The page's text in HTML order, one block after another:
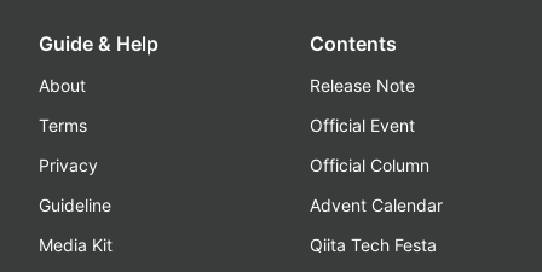
Guide & Help
About
Terms
Privacy
Guideline
Media Kit
Contents
Release Note
Official Event
Official Column
Advent Calendar
Qiita Tech Festa